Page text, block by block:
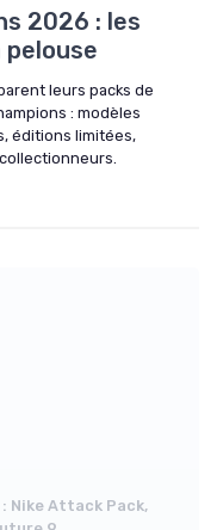
2026 : les
leurs packs de
: modèles
éditions limitées,
Nike Attack Pack,